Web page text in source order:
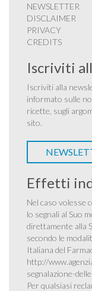
NEWSLETTER
DISCLAIMER
PRIVACY
CREDITS
Iscriviti
Iscriviti alla
informato sulle
ricette, sugli
sito.
Effetti
Nel caso volesse
lo segnali al Suo
direttamente alla
secondo le
Italiana del
http://
segnalazione-
Per qualsiasi